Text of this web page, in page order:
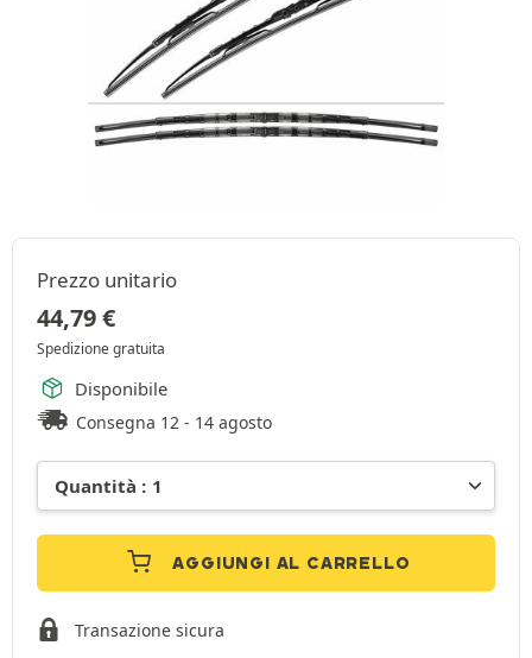
Prezzo unitario
44,79€
Spedizione gratuita
Disponibile
Consegna 12 - 14 agosto
AGGIUNGI AL CARRELLO
Transazione sicura